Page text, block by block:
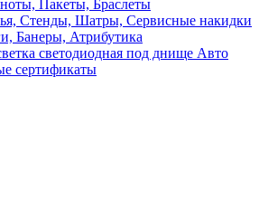
Пакеты, Браслеты
Стенды, Шатры, Сервисные накидки
Банеры, Атрибутика
светодиодная под днище Авто
сертификаты